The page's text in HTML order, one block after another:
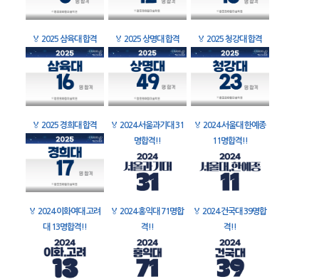
🏅 2025 삼육대 합격 🏅 2025 상명대 합격 🏅 2025 청강대 합격
🏅 2025 경희대 합격 🏅 2024 서울과기대 31
명합격!!
🏅 2024 서울대 한예종
11명합격!!
🏅 2024 이화여대 고려
대 13명합격!!
🏅 2024 홍익대 71명합
격!!
🏅 2024 건국대 39명합
격!!